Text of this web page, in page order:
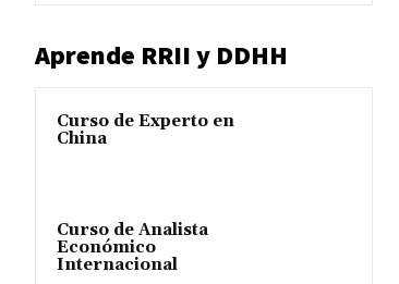
Aprende RRII y DDHH
Curso de Experto en
China
Curso de Analista
Económico
Internacional